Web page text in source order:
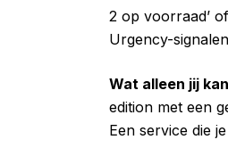
2 op voorraad’
Urgency-
Wat alleen jij
edition met een
Een service die